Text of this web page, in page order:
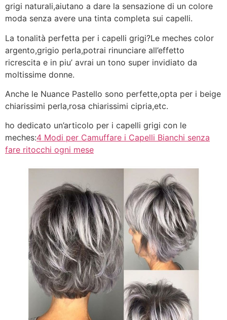
grigi naturali,aiutano a dare la sensazione di un colore
moda senza avere una tinta completa sui capelli.
La tonalità perfetta per i capelli grigi?Le meches color
argento,grigio perla,potrai rinunciare all’effetto
ricrescita e in piu’ avrai un tono super invidiato da
moltissime donne.
Anche le Nuance Pastello sono perfette,opta per i beige
chiarissimi perla,rosa chiarissimi cipria,etc.
ho dedicato un’articolo per i capelli grigi con le
meches:4 Modi per Camuffare i Capelli Bianchi senza
fare ritocchi ogni mese